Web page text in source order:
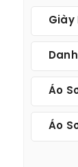
Giày
Áo
Áo